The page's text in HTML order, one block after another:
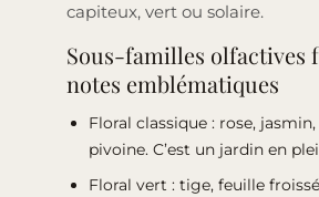
capiteux, vert ou solaire.
Sous-familles olfactives
notes emblématiques
Floral classique : rose,
pivoine. C’est un jardin en
Floral vert : tige, feuille